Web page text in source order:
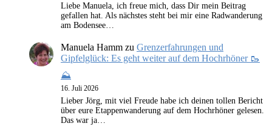
Liebe Manuela, ich freue mich, dass Dir mein Beitrag
gefallen hat. Als nächstes steht bei mir eine Radwanderung
am Bodensee…
Manuela Hamm zu Grenzerfahrungen und
Gipfelglück: Es geht weiter auf dem Hochrhöner 🥾
⛰️
16. Juli 2026
Lieber Jörg, mit viel Freude habe ich deinen tollen Bericht
über eure Etappenwanderung auf dem Hochrhöner gelesen.
Das war ja…